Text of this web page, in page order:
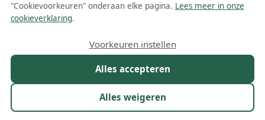
Meer lezen
Kleur 1
14 resultaten:
"Cookievoorkeuren" onderaan elke pagina. Lees meer in onze
cookieverklaring.
Alles accepteren
Alles weigeren
Voorkeuren instellen